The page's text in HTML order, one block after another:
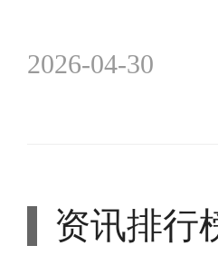
2026-04-30
资讯排行